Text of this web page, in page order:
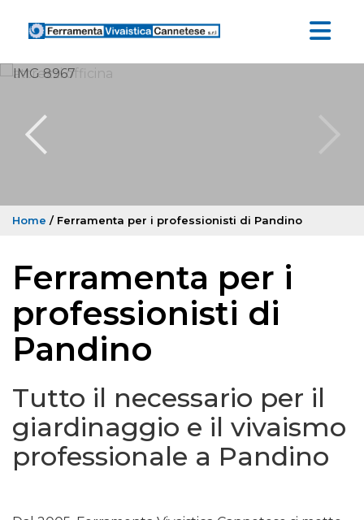
Home / Ferramenta per i professionisti di Pandino
Ferramenta per i
professionisti di
Pandino
Tutto il necessario per il
giardinaggio e il vivaismo
professionale a Pandino